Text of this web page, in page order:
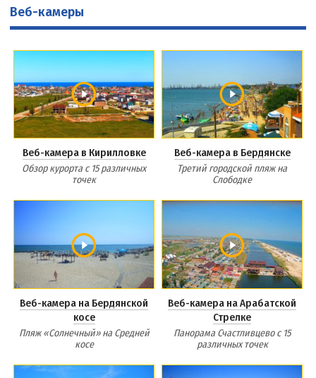
Веб-камеры
Веб-камера в Кирилловке
Обзор курорта с 15 различных
точек
Веб-камера в Бердянске
Третий городской пляж на
Слободке
Веб-камера на Бердянской
косе
Пляж «Солнечный» на Средней
косе
Веб-камера на Арабатской
Стрелке
Панорама Счастливцево с 15
различных точек